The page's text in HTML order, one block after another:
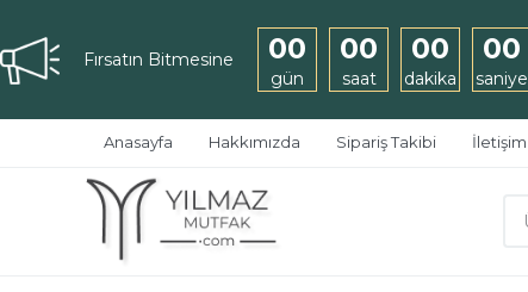
Fırsatın Bitmesine 00
gün
00
saat
00
dakika
00
saniye
Anasayfa Hakkımızda Sipariş Takibi İletişim